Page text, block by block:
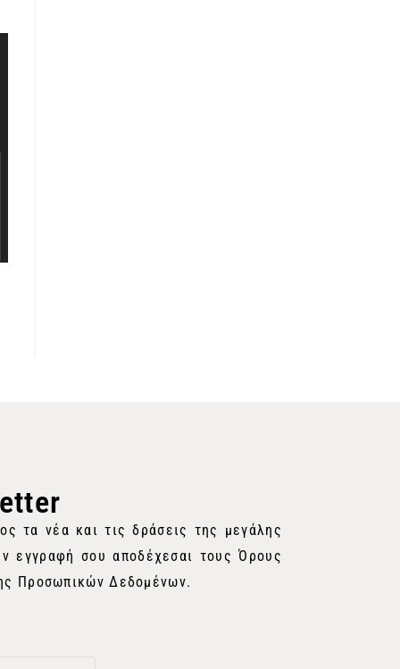
τα νέα και τις δράσεις της μεγάλης
εγγραφή σου αποδέχεσαι τους Όρους
Προσωπικών Δεδομένων.